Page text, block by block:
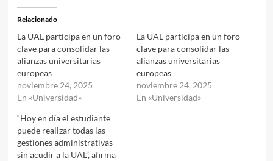
Relacionado
La UAL participa en un foro
clave para consolidar las
alianzas universitarias
europeas
noviembre 24, 2025
En «Universidad»
La UAL participa en un foro
clave para consolidar las
alianzas universitarias
europeas
noviembre 24, 2025
En «Universidad»
“Hoy en día el estudiante
puede realizar todas las
gestiones administrativas
sin acudir a la UAL”, afirma